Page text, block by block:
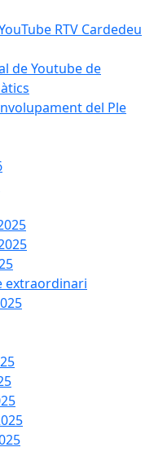
RTV Cardedeu
de Youtube de
del Ple
extraordinari